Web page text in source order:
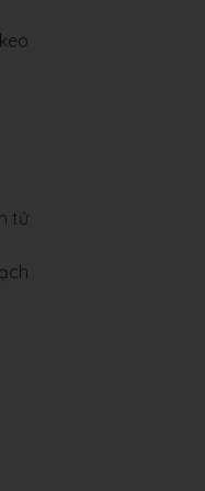
tử